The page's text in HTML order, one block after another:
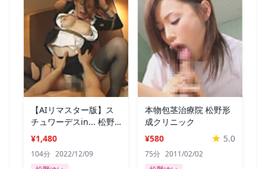
【AIリマスター版】ス
チュワーデスin... 松野
ゆい
¥1,480
104分 2022/12/09
本物包茎治療院 松野形
成クリニック
¥580
5.0
75分 2011/02/02